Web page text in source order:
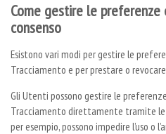
Come gestire le
consenso
Esistono vari modi per gestire le
Tracciamento e per prestare o
Gli Utenti possono gestire le
Tracciamento direttamente tramite
per esempio, possono impedire l’uso o